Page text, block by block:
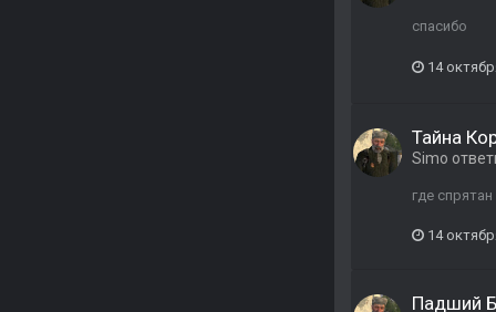
спасибо
14
Тайна
Simo
где
14
Падший